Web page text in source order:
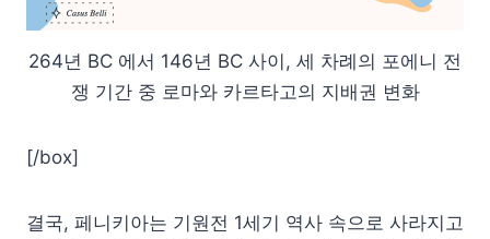
264년 BC 에서 146년 BC 사이, 세 차례의 포에니 전
쟁 기간 중 로마와 카르타고의 지배권 변화
[/box]
결국, 페니키아는 기원전 1세기 역사 속으로 사라지고